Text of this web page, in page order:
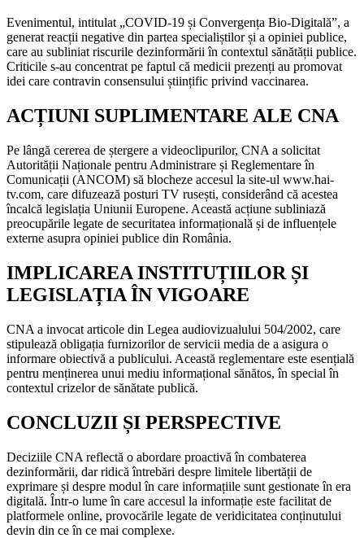
Evenimentul, intitulat „COVID-19 și Convergența Bio-Digitală”, a
generat reacții negative din partea specialiștilor și a opiniei publice,
care au subliniat riscurile dezinformării în contextul sănătății publice.
Criticile s-au concentrat pe faptul că medicii prezenți au promovat
idei care contravin consensului științific privind vaccinarea.
ACȚIUNI SUPLIMENTARE ALE CNA
Pe lângă cererea de ștergere a videoclipurilor, CNA a solicitat
Autorității Naționale pentru Administrare și Reglementare în
Comunicații (ANCOM) să blocheze accesul la site-ul www.hai-
tv.com, care difuzează posturi TV rusești, considerând că acestea
încalcă legislația Uniunii Europene. Această acțiune subliniază
preocupările legate de securitatea informațională și de influențele
externe asupra opiniei publice din România.
IMPLICAREA INSTITUȚIILOR ȘI
LEGISLAȚIA ÎN VIGOARE
CNA a invocat articole din Legea audiovizualului 504/2002, care
stipulează obligația furnizorilor de servicii media de a asigura o
informare obiectivă a publicului. Această reglementare este esențială
pentru menținerea unui mediu informațional sănătos, în special în
contextul crizelor de sănătate publică.
CONCLUZII ȘI PERSPECTIVE
Deciziile CNA reflectă o abordare proactivă în combaterea
dezinformării, dar ridică întrebări despre limitele libertății de
exprimare și despre modul în care informațiile sunt gestionate în era
digitală. Într-o lume în care accesul la informație este facilitat de
platformele online, provocările legate de veridicitatea conținutului
devin din ce în ce mai complexe.